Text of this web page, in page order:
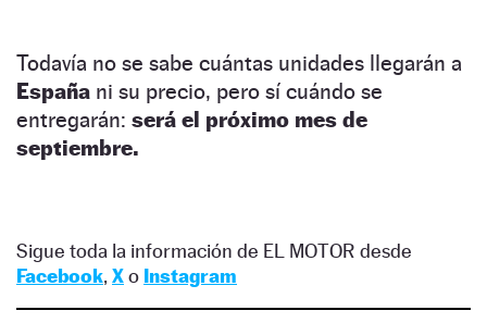
Todavía no se sabe cuántas unidades llegarán a
España ni su precio, pero sí cuándo se
entregarán: será el próximo mes de
septiembre.
Sigue toda la información de EL MOTOR desde
Facebook, Xo Instagram